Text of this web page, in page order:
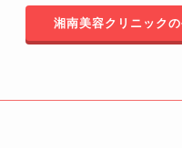
湘南美容クリニック